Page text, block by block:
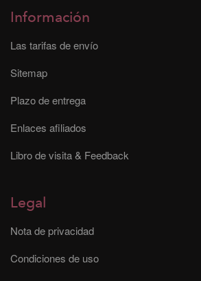
Información
Las tarifas de envío
Sitemap
Plazo de entrega
Enlaces afiliados
Libro de visita & Feedback
Legal
Nota de privacidad
Condiciones de uso